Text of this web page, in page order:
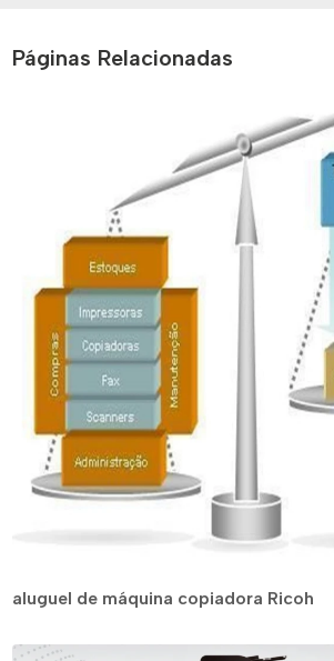
Páginas Relacionadas
aluguel de máquina copiadora Ricoh